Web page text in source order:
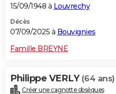
15/09/1948 à Louvrechy
Décès
07/09/2025 à Bouvignies
Famille BREYNE
Philippe VERLY (64 ans)
Créer une cagnotte obsèques